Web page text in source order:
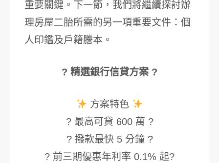
重要關鍵。下一節，我們將繼續探討辦
理房屋二胎所需的另一項重要文件：個
人印鑑及戶籍謄本。
? 精選銀行信貸方案 ?
方案特色
? 最高可貸 600 萬 ?
? 撥款最快 5 分鐘 ?
? 前三期優惠年利率 0.1% 起?